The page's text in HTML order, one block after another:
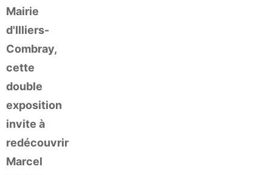
Mairie
d'Illiers-
Combray,
cette
double
exposition
invite à
redécouvrir
Marcel